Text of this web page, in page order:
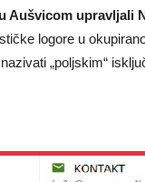
Aušvicom upravljali
logore u
„poljskim“